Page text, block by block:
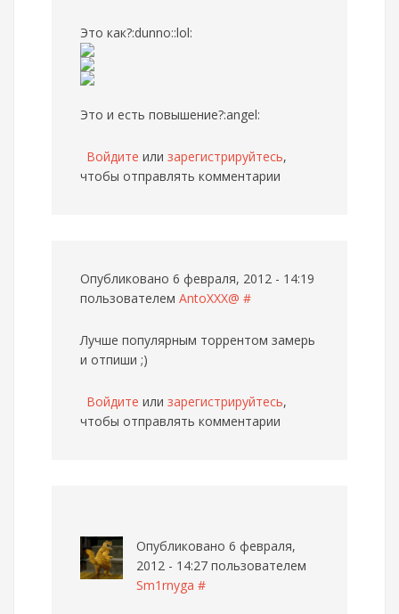
Это как?:dunno::lol:
Это и есть повышение?:angel:
Войдите или зарегистрируйтесь,
чтобы отправлять комментарии
Опубликовано 6 февраля, 2012 - 14:19
пользователем AntoXXX@ #
Лучше популярным торрентом замерь
и отпиши ;)
Войдите или зарегистрируйтесь,
чтобы отправлять комментарии
Опубликовано 6 февраля,
2012 - 14:27 пользователем
Sm1rnyga #